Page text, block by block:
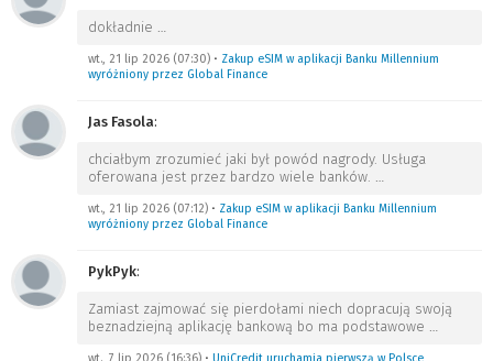
dokładnie …
wt., 21 lip 2026 (07:30) • Zakup eSIM w aplikacji Banku Millennium
wyróżniony przez Global Finance
Jas Fasola:
chciałbym zrozumieć jaki był powód nagrody. Usługa
oferowana jest przez bardzo wiele banków. …
wt., 21 lip 2026 (07:12) • Zakup eSIM w aplikacji Banku Millennium
wyróżniony przez Global Finance
PykPyk:
Zamiast zajmować się pierdołami niech dopracują swoją
beznadziejną aplikację bankową bo ma podstawowe …